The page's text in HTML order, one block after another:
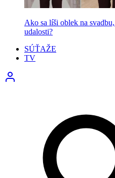
Ako sa líši oblek na
udalosti?
SÚŤAŽE
TV